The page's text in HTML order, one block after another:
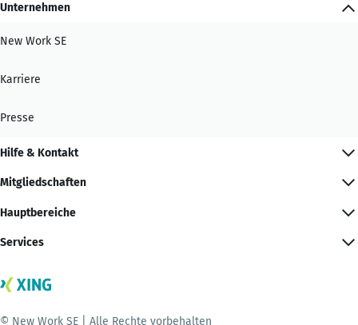
Unternehmen
New Work SE
Karriere
Presse
Hilfe & Kontakt
Mitgliedschaften
Hauptbereiche
Services
© New Work SE | Alle Rechte vorbehalten